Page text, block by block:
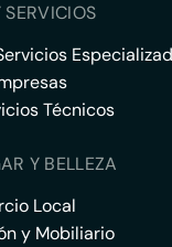
SERVICIOS
Técnicos
Y BELLEZA
Local
y Mobiliario